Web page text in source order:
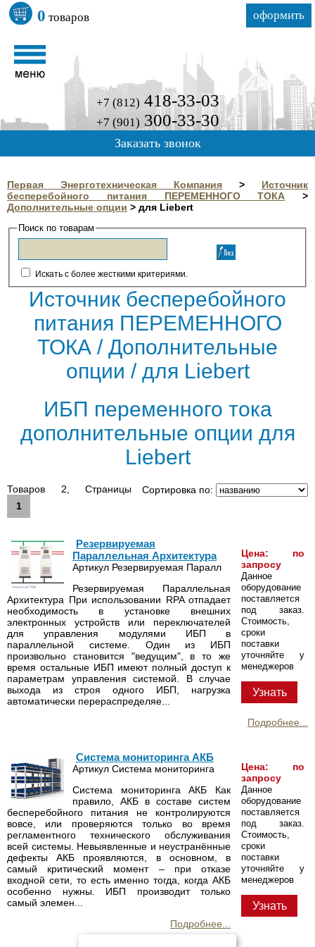
0 товаров оформить
+7 (812) 418-33-03
+7 (901) 300-33-30
Заказать звонок
Первая Энерготехническая Компания > Источник
бесперебойного питания ПЕРЕМЕННОГО ТОКА >
Дополнительные опции > для Liebert
Поиск по товарам
Искать с более жесткими критериями.
Источник бесперебойного
питания ПЕРЕМЕННОГО
ТОКА / Дополнительные
опции / для Liebert
ИБП переменного тока
дополнительные опции для
Liebert
Сортировка по:
Товаров 2, Страницы
1
Цена: по
запросу
Данное
оборудование
поставляется
под заказ.
Стоимость,
сроки
поставки
уточняйте у
менеджеров
Узнать
Резервируемая
Параллельная Архитектура
Артикул Резервируемая Паралл
Резервируемая Параллельная
Архитектура При использовании RPA отпадает
необходимость в установке внешних
электронных устройств или переключателей
для управления модулями ИБП в
параллельной системе. Один из ИБП
произвольно становится "ведущим", в то же
время остальные ИБП имеют полный доступ к
параметрам управления системой. В случае
выхода из строя одного ИБП, нагрузка
автоматически перераспределяе...
Подробнее...
Цена: по
запросу
Данное
оборудование
поставляется
под заказ.
Стоимость,
сроки
поставки
уточняйте у
менеджеров
Узнать
Система мониторинга АКБ
Артикул Система мониторинга
Система мониторинга АКБ Как
правило, АКБ в составе систем
бесперебойного питания не контролируются
вовсе, или проверяются только во время
регламентного технического обслуживания
всей системы. Невыявленные и неустранённые
дефекты АКБ проявляются, в основном, в
самый критический момент – при отказе
входной сети, то есть именно тогда, когда АКБ
особенно нужны. ИБП производит только
самый элемен...
Подробнее...